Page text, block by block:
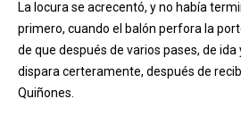
La locura se acrecentó, y no había
primero, cuando el balón perfora la
de que después de varios pases, de
dispara certeramente, después de
Quiñones.